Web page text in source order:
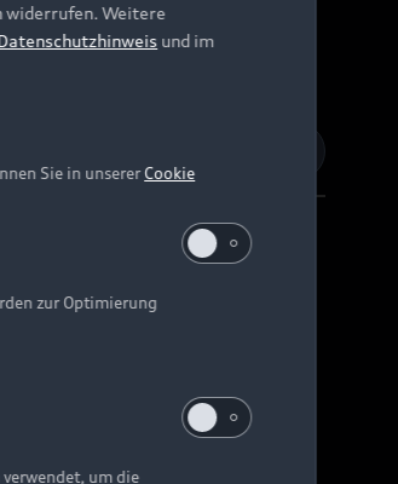
Digital Services Act
widerrufen. Weitere
und im
Sie in unsererCookie
zur Optimierung
um die